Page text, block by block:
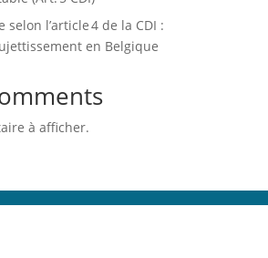
selon l’article 4 de la CDI :
en Belgique
à afficher.
ACCUEIL